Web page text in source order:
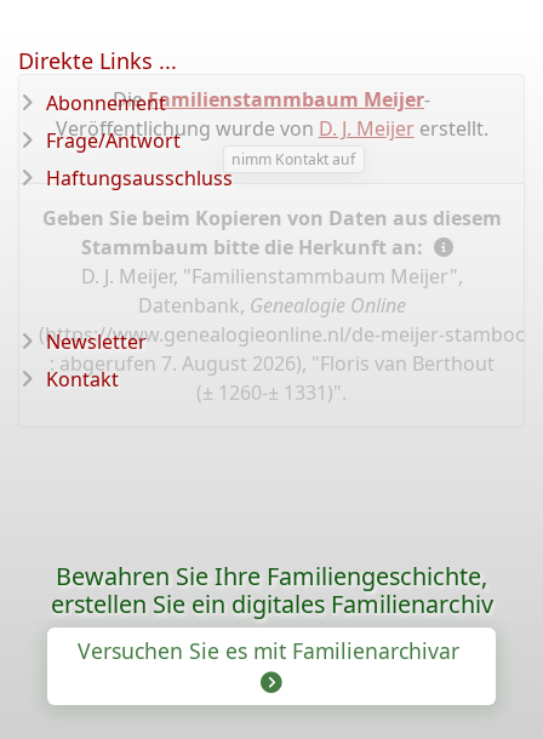
DieFamilienstammbaum Meijer-
Veröffentlichung wurde von D. J. Meijererstellt.
nimm Kontakt auf
Geben Sie beim Kopieren von Daten aus diesem
Stammbaum bitte die Herkunft an:
D. J. Meijer, "Familienstammbaum Meijer",
Datenbank, Genealogie Online
(https://www.genealogieonline.nl/de-meijer-
: abgerufen 7. August 2026), "Floris van Berthout
(± 1260-± 1331)".
Direkte Links ...
Abonnement
Frage/Antwort
Haftungsausschluss
Newsletter
Kontakt
Bewahren Sie Ihre Familiengeschichte,
erstellen Sie ein digitales Familienarchiv
Versuchen Sie es mit Familienarchivar